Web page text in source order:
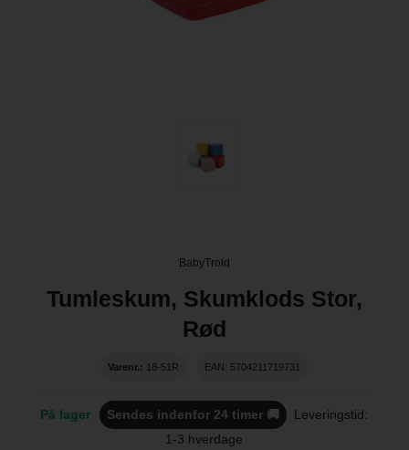
BabyTrold
Tumleskum, Skumklods Stor,
Rød
Varenr.: 18-51R EAN: 5704211719731
På lager Sendes indenfor 24 timer 🚚
Leveringstid:
1-3 hverdage